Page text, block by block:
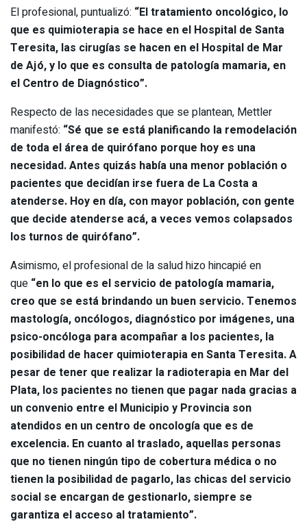
El profesional, puntualizó: “El tratamiento oncológico, lo
que es quimioterapia se hace en el Hospital de Santa
Teresita, las cirugías se hacen en el Hospital de Mar
de Ajó, y lo que es consulta de patología mamaria, en
el Centro de Diagnóstico”.
Respecto de las necesidades que se plantean, Mettler
manifestó: “Sé que se está planificando la remodelación
de toda el área de quirófano porque hoy es una
necesidad. Antes quizás había una menor población o
pacientes que decidían irse fuera de La Costa a
atenderse. Hoy en día, con mayor población, con gente
que decide atenderse acá, a veces vemos colapsados
los turnos de quirófano”.
Asimismo, el profesional de la salud hizo hincapié en
que “en lo que es el servicio de patología mamaria,
creo que se está brindando un buen servicio. Tenemos
mastología, oncólogos, diagnóstico por imágenes, una
psico-oncóloga para acompañar a los pacientes, la
posibilidad de hacer quimioterapia en Santa Teresita. A
pesar de tener que realizar la radioterapia en Mar del
Plata, los pacientes no tienen que pagar nada gracias a
un convenio entre el Municipio y Provincia son
atendidos en un centro de oncología que es de
excelencia. En cuanto al traslado, aquellas personas
que no tienen ningún tipo de cobertura médica o no
tienen la posibilidad de pagarlo, las chicas del servicio
social se encargan de gestionarlo, siempre se
garantiza el acceso al tratamiento”.